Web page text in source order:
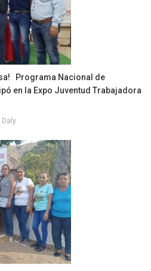
Programa Nacional de
en la Expo Juventud Trabajadora
Daly